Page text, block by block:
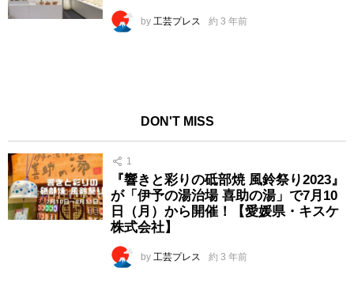
by 工芸プレス 約 3 年前
DON'T MISS
1
『響きと彩りの砥部焼 風鈴祭り2023』
が「伊予の湯治場 喜助の湯」で7月10
日（月）から開催！【愛媛県・キスケ
株式会社】
by 工芸プレス 約 3 年前